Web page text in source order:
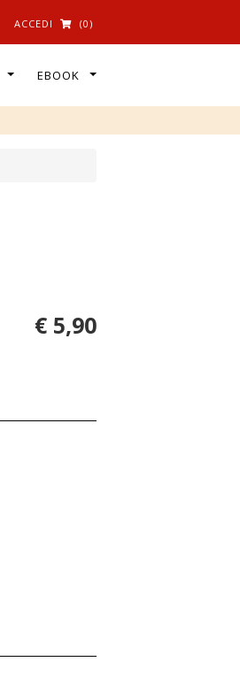
ACCEDI (0)
EBOOK
€ 5,90